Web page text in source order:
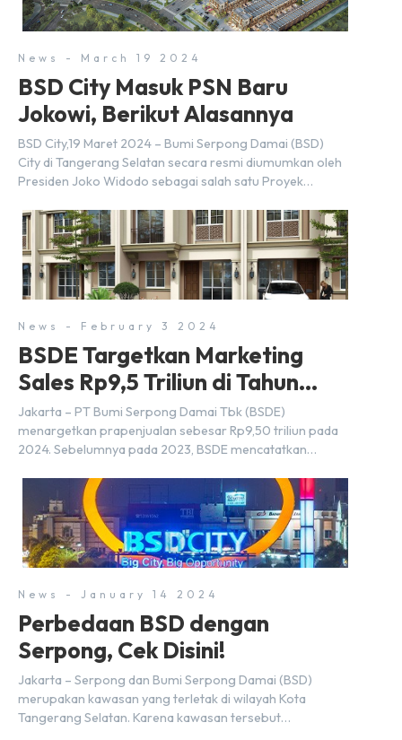
News - March 19 2024
BSD City Masuk PSN Baru
Jokowi, Berikut Alasannya
BSD City,19 Maret 2024 – Bumi Serpong Damai (BSD)
City di Tangerang Selatan secara resmi diumumkan oleh
Presiden Joko Widodo sebagai salah satu Proyek
dibuat oleh Menteri Koordinator Bidang Perekonomian,
Airlangga Hartarto, setelah Rapat Terbatas (ratas)
bersama Jokowi di Istana Kepresidenan pada hari Senin,
18 Maret 2024. Selain […]
News - February 3 2024
BSDE Targetkan Marketing
Sales Rp9,5 Triliun di Tahun
2024
Jakarta – PT Bumi Serpong Damai Tbk (BSDE)
menargetkan prapenjualan sebesar Rp9,50 triliun pada
2024. Sebelumnya pada 2023, BSDE mencatatkan
melampaui target prapenjualan sebesar Rp8,80 triliun.
Menurut Direktur BSDE Hermawan Wijaya menghadapi
2024, kondisi ekonomi global maupun nasional dapat
memengaruhi pertimbangan masyarakat untuk membeli
rumah maupun investasi di sektor […]
News - January 14 2024
Perbedaan BSD dengan
Serpong, Cek Disini!
Jakarta – Serpong dan Bumi Serpong Damai (BSD)
merupakan kawasan yang terletak di wilayah Kota
Tangerang Selatan. Karena kawasan tersebut